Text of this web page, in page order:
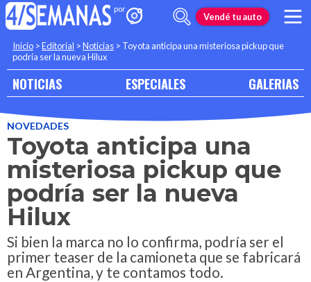
Vendé tu auto
Inicio >Editorial >Noticias > Toyota anticipa una misteriosa pickup que
podría ser la nueva Hilux
NOTICIAS ESPECIALES GALERIAS
NOVEDADES
Toyota anticipa una
misteriosa pickup que
podría ser la nueva
Hilux
Si bien la marca no lo confirma, podría ser el
primer teaser de la camioneta que se fabricará
en Argentina, y te contamos todo.